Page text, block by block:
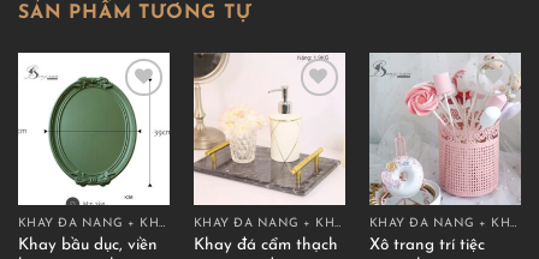
SẢN PHẨM TƯƠNG TỰ
KHAY ĐA NĂNG + KHAY TRANG TRÍ
Khay bầu dục, viền
KHAY ĐA NĂNG + KHAY TRANG TRÍ
Khay đá cẩm thạch
KHAY ĐA NĂNG + KHAY TRANG TRÍ
Xô trang trí tiệc